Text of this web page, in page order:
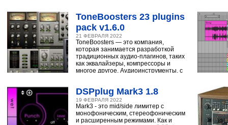
ToneBoosters 23 plugins
pack v1.6.0
21 ФЕВРАЛЯ 2022
ToneBoosters — это компания,
которая занимается разработкой
традиционных аудио-плагинов, таких
как эквалайзеры, компрессоры и
многое другое. Аудиоинструменты, с
DSPplug Mark3 1.8
19 ФЕВРАЛЯ 2022
Mark3 - это mid/side лимитер с
монофоническим, стереофоническим
и расширенным режимами. Как и